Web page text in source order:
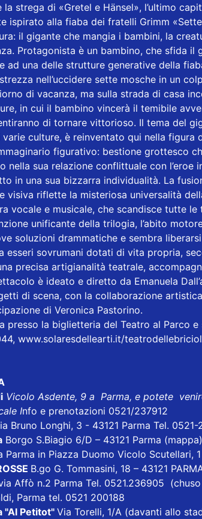
la strega di «Gretel e Hänsel», l’ultimo
ispirato alla fiaba dei fratelli Grimm
il gigante che mangia i bambini, la
Protagonista è un bambino, che sfida il
ad una delle strutture generative della
nell’uccidere sette mosche in un
di vacanza, ma sulla strada di casa
in cui il bambino vincerà il temibile
di tornare vittorioso. Il tema del
culture, è reinventato qui nella figura
figurativo: bestione grottesco
nella sua relazione conflittuale con l’eroe
in una sua bizzarra individualità. La
visiva riflette la misteriosa universalità
vocale e musicale, che scandisce tutte
unificante della trilogia, l’abito
soluzioni drammatiche e sembra
esseri sovrumani dotati di vita propria,
precisa artigianalità teatrale,
è ideato e diretto da Emanuela
di scena, con la collaborazione
di Veronica Pastorino.
presso la biglietteria del Teatro al Parco
www.solaresdellearti.it/
Vicolo Asdente, 9 a Parma, e potete
Info e prenotazioni 0521/237912
Bruno Longhi, 3 - 43121 Parma Tel. 0521-
Borgo S.Biagio 6/D – 43121 Parma (mappa)
Parma in Piazza Duomo Vicolo Scutellari,
B.go G. Tommasini, 18 – 43121
Affò n.2 Parma Tel. 0521.236905
Parma tel. 0521 200188
"Al Petitot" Via Torelli, 1/A (davanti allo